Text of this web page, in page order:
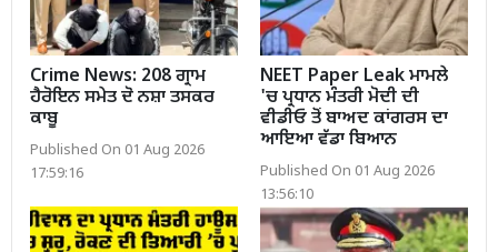
Crime News: 208 ਗ੍ਰਾਮ
ਹੈਰੋਇਨ ਸਮੇਤ ਦੋ ਨਸ਼ਾ ਤਸਕਰ
ਕਾਬੂ
Published On 01 Aug 2026
17:59:16
NEET Paper Leak ਮਾਮਲੇ
'ਚ ਪ੍ਰਧਾਨ ਮੰਤਰੀ ਮੋਦੀ ਦੀ
ਵੀਡੀਓ ਤੋਂ ਬਾਅਦ ਕਾਂਗਰਸ ਦਾ
ਆਇਆ ਵੱਡਾ ਬਿਆਨ
Published On 01 Aug 2026
13:56:10